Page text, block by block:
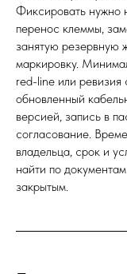
Фиксировать нужно
перенос клеммы,
занятую резервную
маркировку.
red-line или ревизия
обновленный
версией, запись в
согласование.
владельца, срок и
найти по
закрытым.